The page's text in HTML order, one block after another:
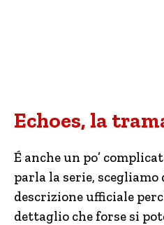
Echoes, la
É anche un po’
parla la serie, scegliamo
descrizione ufficiale
dettaglio che forse si